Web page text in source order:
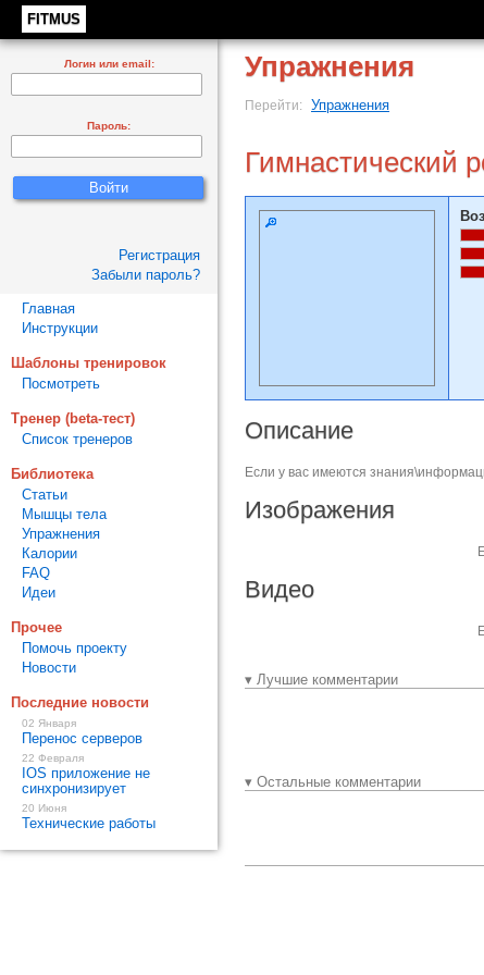
FITMUS
Упражнения
Перейти: Упражнения
Гимнастический
Описание
Если у вас имеются
Изображения
Видео
▾ Лучшие комментарии
▾ Остальные комментарии
Логин или email:
Пароль:
Регистрация
Забыли пароль?
Главная
Инструкции
Шаблоны тренировок
Посмотреть
Тренер (beta-тест)
Список тренеров
Библиотека
Статьи
Мышцы тела
Упражнения
Калории
FAQ
Идеи
Прочее
Помочь проекту
Новости
Последние новости
02 Января
Перенос серверов
22 Февраля
IOS приложение не
синхронизирует
20 Июня
Технические работы